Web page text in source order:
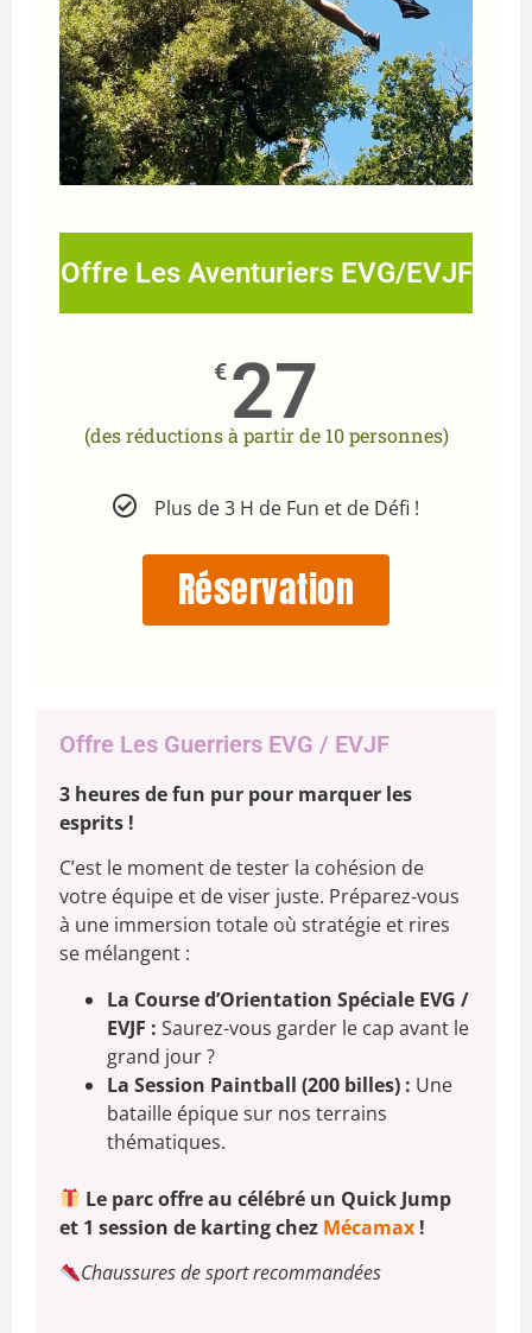
Offre Les Aventuriers EVG/EVJF
€ 27
(des réductions à partir de 10 personnes)
Plus de 3 H de Fun et de Défi !
Réservation
Offre Les Guerriers EVG / EVJF
3 heures de fun pur pour marquer les
esprits !
C’est le moment de tester la cohésion de
votre équipe et de viser juste. Préparez-vous
à une immersion totale où stratégie et rires
se mélangent :
La Course d’Orientation Spéciale EVG /
EVJF : Saurez-vous garder le cap avant le
grand jour ?
La Session Paintball (200 billes) : Une
bataille épique sur nos terrains
thématiques.
Le parc offre au célébré un Quick Jump
et 1 session de karting chez Mécamax !
Chaussures de sport recommandées